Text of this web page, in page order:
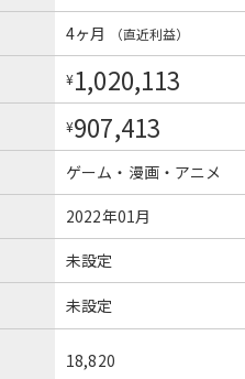
4ヶ月 （直近利益）
¥1,020,113
¥907,413
ゲーム・漫画・アニメ
2022年01月
未設定
未設定
18,820